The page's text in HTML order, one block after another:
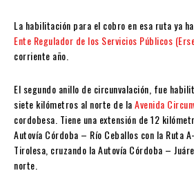
La habilitación para el cobro en esa ruta ya
Ente Regulador de los Servicios Públicos
corriente año.
El segundo anillo de circunvalación, fue
siete kilómetros al norte de laAvenida
cordobesa. Tiene una extensión de 12
Autovía Córdoba – Río Ceballos con la Ruta
Tirolesa, cruzando la Autovía Córdoba –
norte.